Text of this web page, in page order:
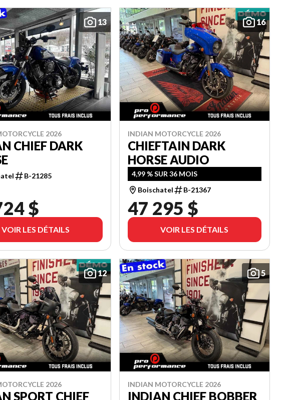
13
2026
CHIEF DARK
B-21285
$
VOIR LES DÉTAILS
16
INDIAN MOTORCYCLE 2026
CHIEFTAIN DARK
HORSE AUDIO
4,99 % SUR 36 MOIS
Boischatel
B-21367
47 295 $
VOIR LES DÉTAILS
12
2026
SPORT CHIEF
5
INDIAN MOTORCYCLE 2026
INDIAN CHIEF BOBBER